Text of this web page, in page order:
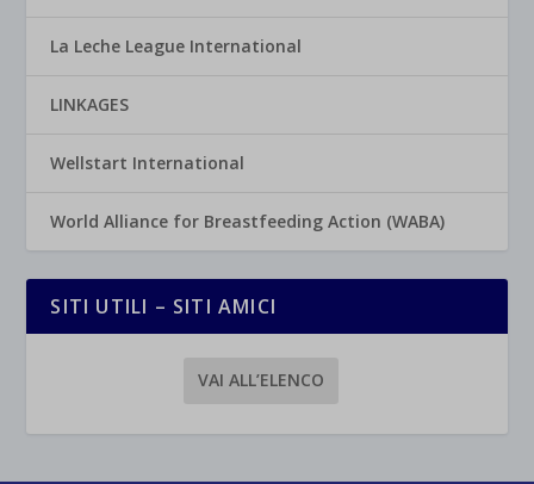
La Leche League International
LINKAGES
Wellstart International
World Alliance for Breastfeeding Action (WABA)
SITI UTILI – SITI AMICI
VAI ALL’ELENCO